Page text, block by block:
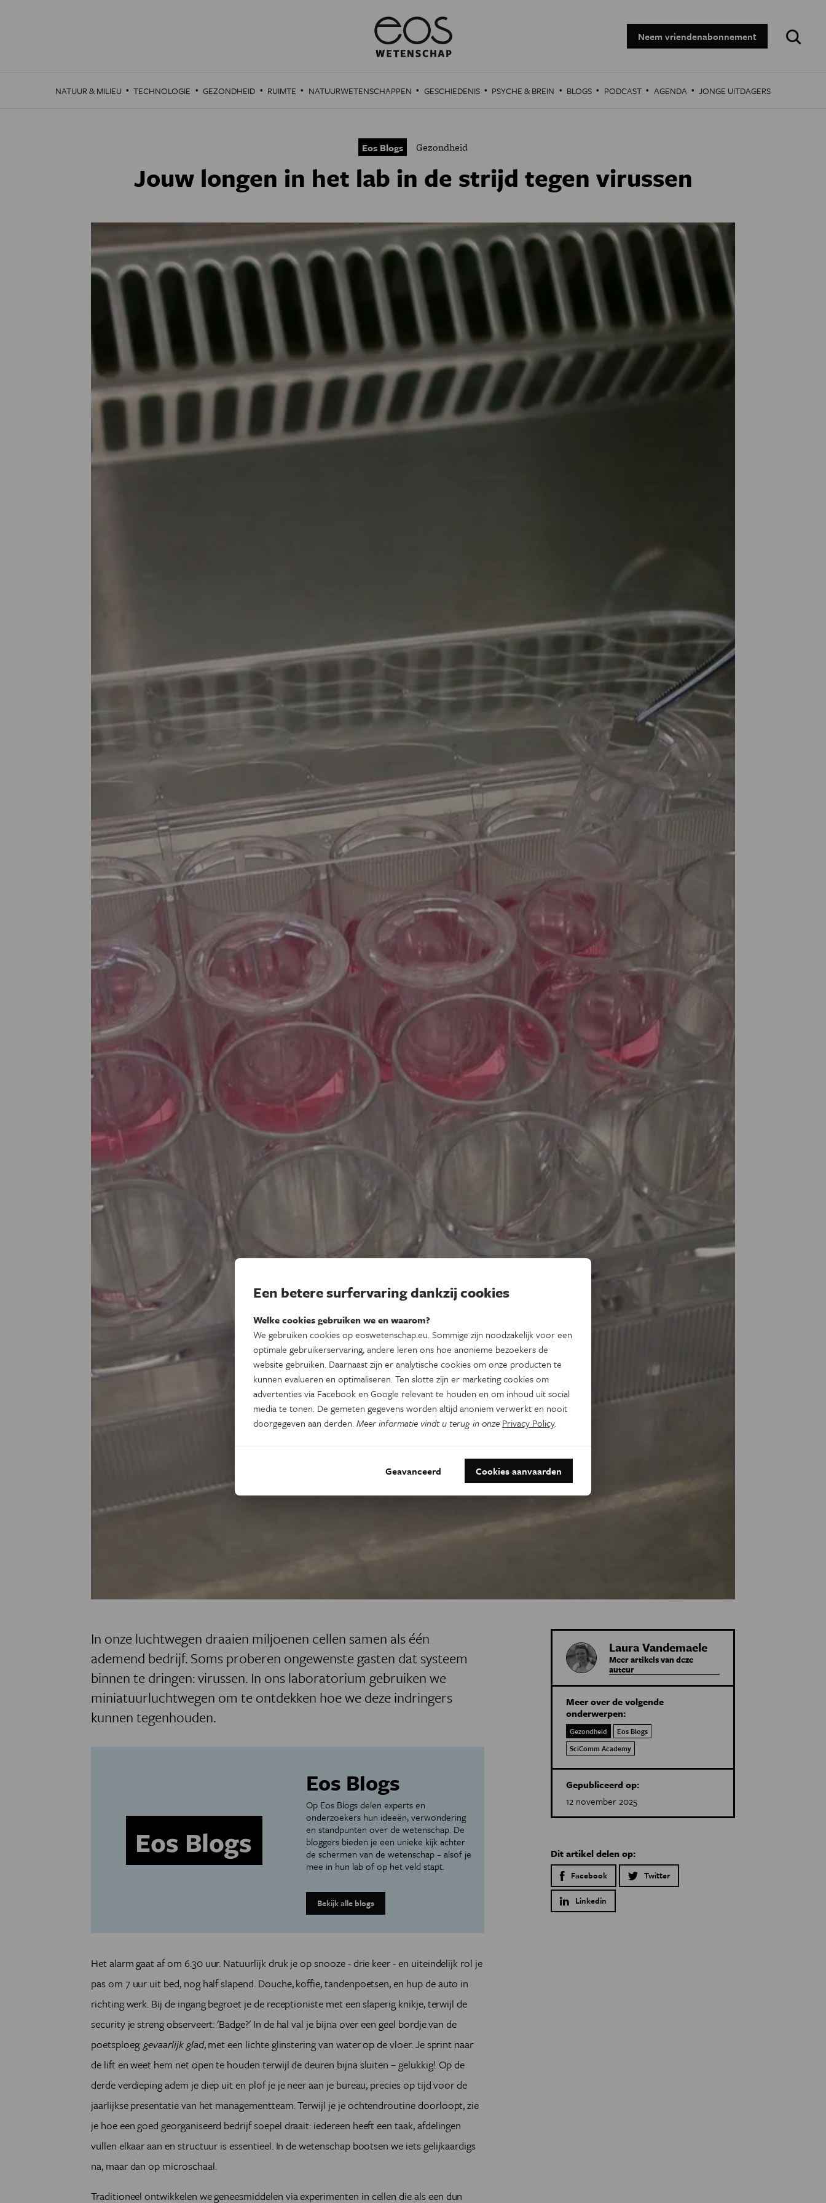
Neem vriendenabonnement
Zoeken:
NATUUR & MILIEU · TECHNOLOGIE · GEZONDHEID · RUIMTE · NATUURWETENSCHAPPEN · GESCHIEDENIS · PSYCHE & BREIN · BLOGS · PODCAST · AGENDA · JONGE UITDAGERS
Eos Blogs Gezondheid
Jouw longen in het lab in de strijd tegen virussen
In onze luchtwegen draaien miljoenen cellen samen als één
ademend bedrijf. Soms proberen ongewenste gasten dat systeem
binnen te dringen: virussen. In ons laboratorium gebruiken we
miniatuurluchtwegen om te ontdekken hoe we deze indringers
kunnen tegenhouden.
Eos Blogs
Op Eos Blogs delen experts en
onderzoekers hun ideeën, verwondering
en standpunten over de wetenschap. De
bloggers bieden je een unieke kijk achter
de schermen van de wetenschap – alsof je
mee in hun lab of op het veld stapt.
Bekijk alle blogs
Het alarm gaat af om 6.30 uur. Natuurlijk druk je op snooze - drie keer - en uiteindelijk rol je
pas om 7 uur uit bed, nog half slapend. Douche, koffie, tandenpoetsen, en hup de auto in
richting werk. Bij de ingang begroet je de receptioniste met een slaperig knikje, terwijl de
security je streng observeert: 'Badge?' In de hal val je bijna over een geel bordje van de
poetsploeg:gevaarlijk glad, met een lichte glinstering van water op de vloer. Je sprint naar
de lift en weet hem net open te houden terwijl de deuren bijna sluiten – gelukkig! Op de
derde verdieping adem je diep uit en plof je je neer aan je bureau, precies op tijd voor de
jaarlijkse presentatie van het managementteam.Terwijl je je ochtendroutine doorloopt, zie
je hoe een goed georganiseerd bedrijf soepel draait: iedereen heeft een taak, afdelingen
vullen elkaar aan en structuur is essentieel. In de wetenschap bootsen we iets gelijkaardigs
na, maar dan op microschaal.
Traditioneel ontwikkelen we geneesmiddelen via experimenten in cellen die als een dun
Laura Vandemaele
Meer artikels van deze
auteur
Meer over de volgende
onderwerpen:
Gezondheid
Eos Blogs
SciComm Academy
Gepubliceerd op:
12 november 2025
Dit artikel delen op:
Facebook Twitter
Linkedin
Een betere surfervaring dankzij cookies
Welke cookies gebruiken we en waarom?
We gebruiken cookies op eoswetenschap.eu. Sommige zijn noodzakelijk voor een
optimale gebruikerservaring, andere leren ons hoe anonieme bezoekers de
website gebruiken. Daarnaast zijn er analytische cookies om onze producten te
kunnen evalueren en optimaliseren. Ten slotte zijn er marketing cookies om
advertenties via Facebook en Google relevant te houden en om inhoud uit social
media te tonen. De gemeten gegevens worden altijd anoniem verwerkt en nooit
doorgegeven aan derden.Meer informatie vindt u terug in onze Privacy Policy.
Geavanceerd Cookies aanvaarden